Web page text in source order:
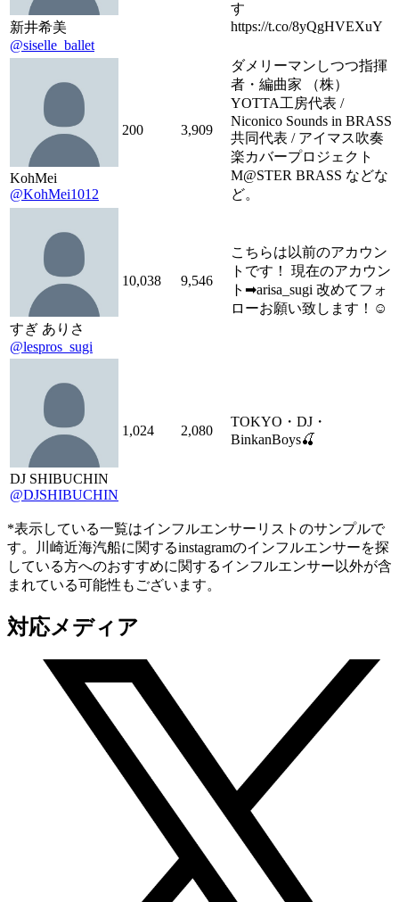
新井希美
@siselle_ballet
す
https://t.co/8yQgHVEXuY
KohMei
@KohMei1012
200 3,909
ダメリーマンしつつ指揮
者・編曲家 （株）
YOTTA工房代表 /
Niconico Sounds in BRASS
共同代表 / アイマス吹奏
楽カバープロジェクト
M@STER BRASS などな
ど。
すぎ ありさ
@lespros_sugi
10,038 9,546
こちらは以前のアカウン
トです！ 現在のアカウン
ト➡︎arisa_sugi 改めてフォ
ローお願い致します！☺︎
DJ SHIBUCHIN
@DJSHIBUCHIN
1,024 2,080
TOKYO・DJ・
BinkanBoys🍒
*表示している一覧はインフルエンサーリストのサンプルで
す。川崎近海汽船に関するinstagramのインフルエンサーを探
している方へのおすすめに関するインフルエンサー以外が含
まれている可能性もございます。
対応メディア